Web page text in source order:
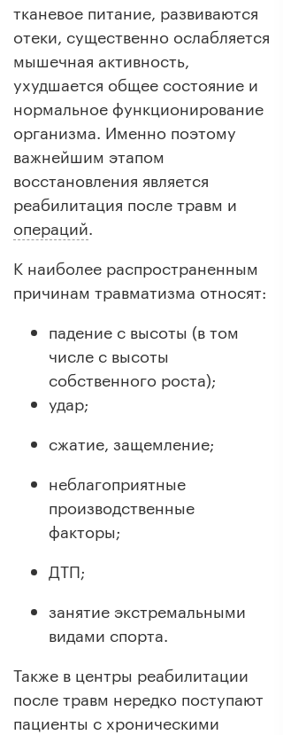
тканевое питание, развиваются
отеки, существенно ослабляется
мышечная активность,
ухудшается общее состояние и
нормальное функционирование
организма. Именно поэтому
важнейшим этапом
восстановления является
реабилитация после травм и
операций.
К наиболее распространенным
причинам травматизма относят:
падение с высоты (в том
числе с высоты
собственного роста);
удар;
сжатие, защемление;
неблагоприятные
производственные
факторы;
ДТП;
занятие экстремальными
видами спорта.
Также в центры реабилитации
после травм нередко поступают
пациенты с хроническими